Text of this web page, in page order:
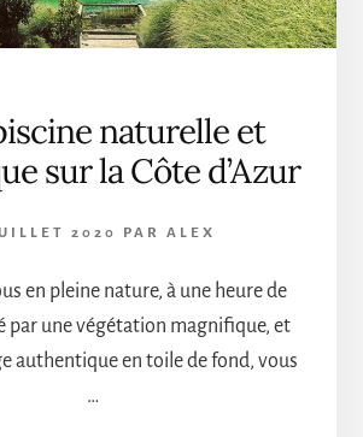
naturelle et
sur la Côte d’Azur
2020 PAR ALEX
en pleine nature, à une heure de
par une végétation magnifique, et
authentique en toile de fond, vous
…